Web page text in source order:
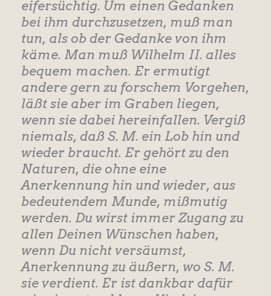
eifersüchtig. Um einen Gedanken
bei ihm durchzusetzen, muß man
tun, als ob der Gedanke von ihm
käme. Man muß Wilhelm II. alles
bequem machen. Er ermutigt
andere gern zu forschem Vorgehen,
läßt sie aber im Graben liegen,
wenn sie dabei hereinfallen. Vergiß
niemals, daß S. M. ein Lob hin und
wieder braucht. Er gehört zu den
Naturen, die ohne eine
Anerkennung hin und wieder, aus
bedeutendem Munde, mißmutig
werden. Du wirst immer Zugang zu
allen Deinen Wünschen haben,
wenn Du nicht versäumst,
Anerkennung zu äußern, wo S. M.
sie verdient. Er ist dankbar dafür